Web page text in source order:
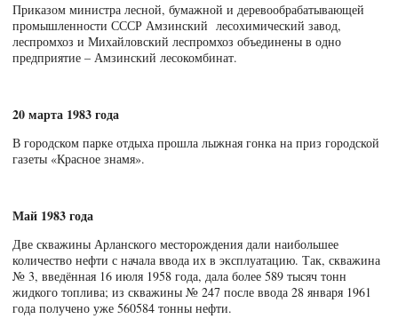
Приказом министра лесной, бумажной и деревообрабатывающей
промышленности СССР Амзинский лесохимический завод,
леспромхоз и Михайловский леспромхоз объединены в одно
предприятие – Амзинский лесокомбинат.
20 марта 1983 года
В городском парке отдыха прошла лыжная гонка на приз городской
газеты «Красное знамя».
Май 1983 года
Две скважины Арланского месторождения дали наибольшее
количество нефти с начала ввода их в эксплуатацию. Так, скважина
№ 3, введённая 16 июля 1958 года, дала более 589 тысяч тонн
жидкого топлива; из скважины № 247 после ввода 28 января 1961
года получено уже 560584 тонны нефти.